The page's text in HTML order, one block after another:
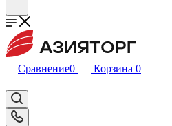
Сравнение0 Корзина 0